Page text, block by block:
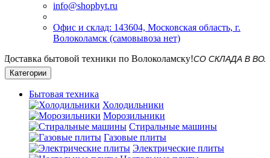
info@shopbyt.ru
Офис и склад: 143604, Московская область, г.
Волоколамск (самовывоза нет)
СО СКЛАДА В
Категории
Бытовая техника
Холодильники
Морозильники
Стиральные машины
Газовые плиты
Электрические плиты